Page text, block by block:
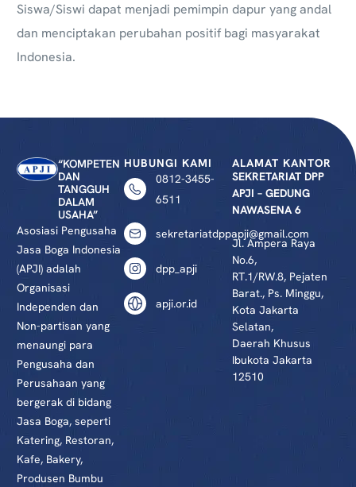
Siswa/Siswi dapat menjadi pemimpin dapur yang andal
dan menciptakan perubahan positif bagi masyarakat
Indonesia.
“KOMPETEN
DAN
TANGGUH
DALAM
USAHA”
Asosiasi Pengusaha
Jasa Boga Indonesia
(APJI) adalah
Organisasi
Independen dan
Non-partisan yang
menaungi para
Pengusaha dan
Perusahaan yang
bergerak di bidang
Jasa Boga, seperti
Katering, Restoran,
Kafe, Bakery,
Produsen Bumbu
HUBUNGI KAMI
0812-3455-
6511
sekretariatdppapji@gmail.com
dpp_apji
apji.or.id
ALAMAT KANTOR
SEKRETARIAT DPP
APJI – GEDUNG
NAWASENA 6
Jl. Ampera Raya
No.6,
RT.1/RW.8, Pejaten
Barat., Ps. Minggu,
Kota Jakarta
Selatan,
Daerah Khusus
Ibukota Jakarta
12510